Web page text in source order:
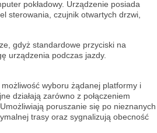
pokładowy. Urządzenie posiada
sterowania, czujnik otwartych drzwi,
gdyż standardowe przyciski na
urządzenia podczas jazdy.
wyboru żądanej platformy i
działają zarówno z połączeniem
poruszanie się po nieznanych
trasy oraz sygnalizują obecność